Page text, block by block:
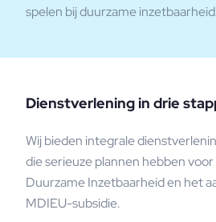
spelen bij duurzame
Dienstverlening in drie
Wij bieden integrale
die serieuze plannen hebben
Duurzame Inzetbaarheid en het
MDIEU-subsidie.